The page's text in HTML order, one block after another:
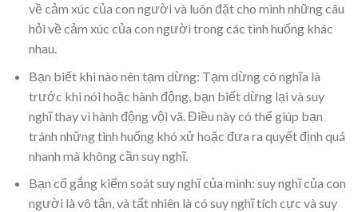
về cảm xúc của con người và luôn đặt cho mình những câu
hỏi về cảm xúc của con người trong các tình huống khác
nhau.
Bạn biết khi nào nên tạm dừng: Tạm dừng có nghĩa là
trước khi nói hoặc hành động, bạn biết dừng lại và suy
nghĩ thay vì hành động vội vã. Điều này có thể giúp bạn
tránh những tình huống khó xử hoặc đưa ra quyết định quá
nhanh mà không cần suy nghĩ.
Bạn cố gắng kiểm soát suy nghĩ của mình: suy nghĩ của con
người là vô tận, và tất nhiên là có suy nghĩ tích cực và suy